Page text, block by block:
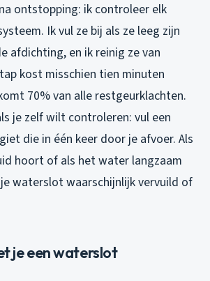
ontstopping: ik controleer elk
Ik vul ze bij als ze leeg zijn
afdichting, en ik reinig ze van
kost misschien tien minuten
70% van alle restgeurklachten.
je zelf wilt controleren: vul een
die in één keer door je afvoer. Als
hoort of als het water langzaam
waterslot waarschijnlijk vervuild of
je een waterslot